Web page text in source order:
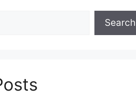
Search